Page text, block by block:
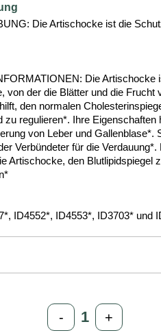
Die Artischocke ist die
Die Artischocke
von der die Blätter und die Frucht
den normalen
zu regulieren*. Ihre Eigenschaften
von Leber und Gallenblase*.
Verbündeter für die Verdauung*.
Artischocke, den Blutlipidspiegel
ID4552*, ID4553*, ID3703* und
- +